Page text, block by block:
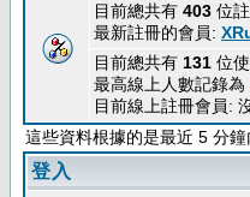
目前總共有 403 位
最新註冊的會員:
目前總共有 131 位
最高線上人數記錄為
目前線上註冊會員:
這些資料根據的是最近 5 分
登入